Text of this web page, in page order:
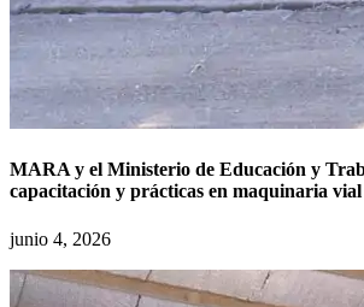
MARA y el Ministerio de Educación y
capacitación y prácticas en maquinaria vial
junio 4, 2026